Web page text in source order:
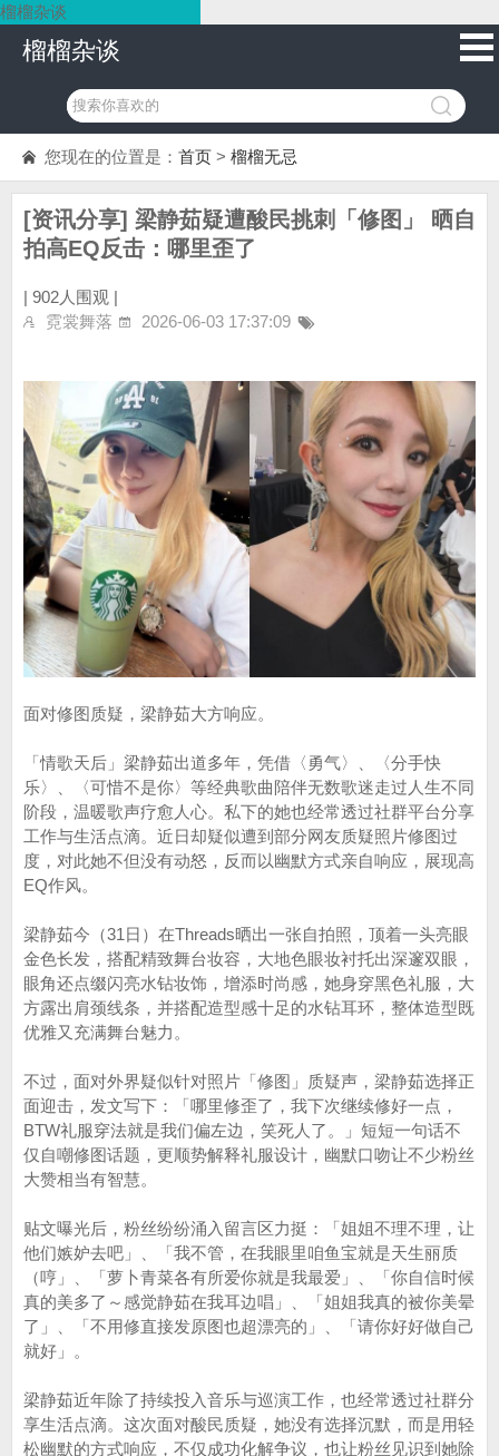
榴榴杂谈
榴榴杂谈
您现在的位置是： 首页 > 榴榴无忌
[资讯分享] 梁静茹疑遭酸民挑刺「修图」 晒自
拍高EQ反击：哪里歪了
| 902人围观 |
霓裳舞落
2026-06-03 17:37:09
面对修图质疑，梁静茹大方响应。
「情歌天后」梁静茹出道多年，凭借〈勇气〉、〈分手快
乐〉、〈可惜不是你〉等经典歌曲陪伴无数歌迷走过人生不同
阶段，温暖歌声疗愈人心。私下的她也经常透过社群平台分享
工作与生活点滴。近日却疑似遭到部分网友质疑照片修图过
度，对此她不但没有动怒，反而以幽默方式亲自响应，展现高
EQ作风。
梁静茹今（31日）在Threads晒出一张自拍照，顶着一头亮眼
金色长发，搭配精致舞台妆容，大地色眼妆衬托出深邃双眼，
眼角还点缀闪亮水钻妆饰，增添时尚感，她身穿黑色礼服，大
方露出肩颈线条，并搭配造型感十足的水钻耳环，整体造型既
优雅又充满舞台魅力。
不过，面对外界疑似针对照片「修图」质疑声，梁静茹选择正
面迎击，发文写下：「哪里修歪了，我下次继续修好一点，
BTW礼服穿法就是我们偏左边，笑死人了。」短短一句话不
仅自嘲修图话题，更顺势解释礼服设计，幽默口吻让不少粉丝
大赞相当有智慧。
贴文曝光后，粉丝纷纷涌入留言区力挺：「姐姐不理不理，让
他们嫉妒去吧」、「我不管，在我眼里咱鱼宝就是天生丽质
（哼」、「萝卜青菜各有所爱你就是我最爱」、「你自信时候
真的美多了～感觉静茹在我耳边唱」、「姐姐我真的被你美晕
了」、「不用修直接发原图也超漂亮的」、「请你好好做自己
就好」。
梁静茹近年除了持续投入音乐与巡演工作，也经常透过社群分
享生活点滴。这次面对酸民质疑，她没有选择沉默，而是用轻
松幽默的方式响应，不仅成功化解争议，也让粉丝见识到她除